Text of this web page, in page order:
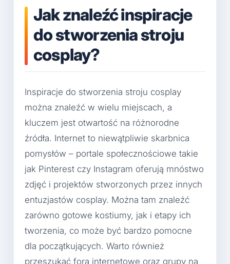
Jak znaleźć inspiracje
do stworzenia stroju
cosplay?
Inspiracje do stworzenia stroju cosplay
można znaleźć w wielu miejscach, a
kluczem jest otwartość na różnorodne
źródła. Internet to niewątpliwie skarbnica
pomysłów – portale społecznościowe takie
jak Pinterest czy Instagram oferują mnóstwo
zdjęć i projektów stworzonych przez innych
entuzjastów cosplay. Można tam znaleźć
zarówno gotowe kostiumy, jak i etapy ich
tworzenia, co może być bardzo pomocne
dla początkujących. Warto również
przeszukać fora internetowe oraz grupy na